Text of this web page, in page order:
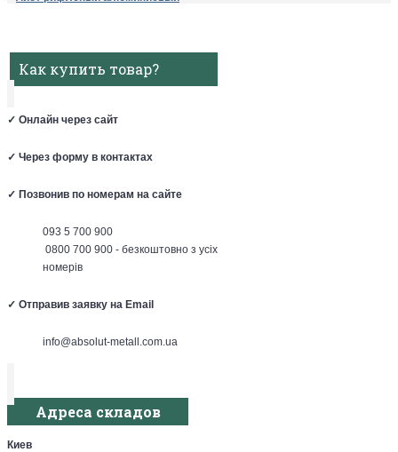
Как купить товар?
✓ Онлайн через сайт
✓ Через форму в контактах
✓ Позвонив по номерам на сайте
093 5 700 900
0800 700 900 - безкоштовно з усіх
номерів
✓ Отправив заявку на Email
info@absolut-metall.com.ua
Адреса складов
Киев